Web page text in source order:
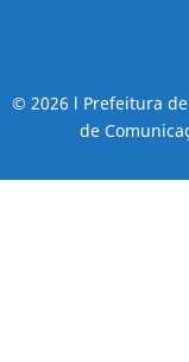
© 2026 l Prefeitura
de